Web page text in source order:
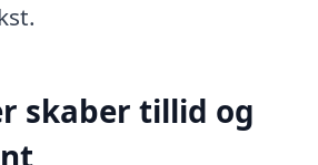
skaber tillid og